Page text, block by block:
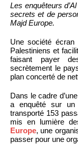
Les enquêteurs
secrets et de
Majd Europe.
Une société
Palestiniens et
faisant payer
secrètement le
plan concerté de
Dans le cadre
a enquêté sur
transporté 153
mis en lumière
Europe, une
passer pour une